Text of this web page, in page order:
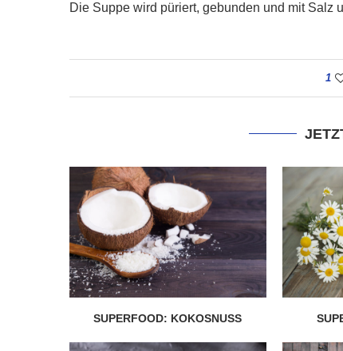
Die Suppe wird püriert, gebunden und mit Salz
1
SUPERFOOD: KOKOSNUSS